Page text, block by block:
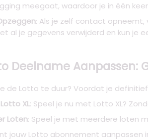
meegaat, waardoor je in één
: Als je zelf contact
al je gegevens verwijderd en kun je
Deelname Aanpassen:
de Lotto te duur? Voordat je
XL: Speel je nu met Lotto XL?
Loten: Speel je met meerdere loten
jouw Lotto abonnement aanpassen